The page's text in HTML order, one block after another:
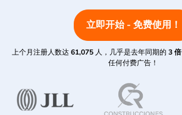
立即开始 - 免费使用！
上个月注册人数达61,075 人，几乎是去年同期的 3 倍
任何付费广告！